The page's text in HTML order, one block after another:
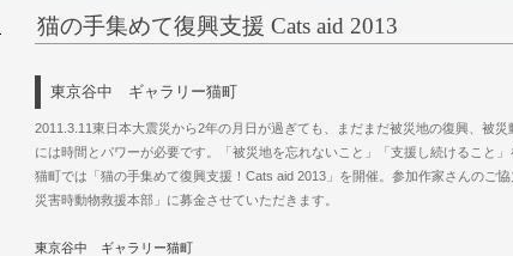
猫の手集めて復興支援 Cats aid 2013
東京谷中 ギャラリー猫町
2011.3.11東日本大震災から2年の月日が過ぎても、まだまだ被災地の復興、被
には時間とパワーが必要です。「被災地を忘れないこと」「支援し続けること
猫町では「猫の手集めて復興支援！Cats aid 2013」を開催。参加作家さんのご
災害時動物救援本部」に募金させていただきます。
東京谷中 ギャラリー猫町